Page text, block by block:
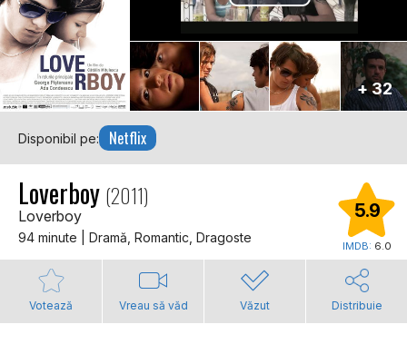
+ 32
Disponibil pe: Netflix
Loverboy (2011)
Loverboy
94 minute | Dramă, Romantic, Dragoste
5.9
IMDB: 6.0
Votează Vreau să văd Văzut Distribuie